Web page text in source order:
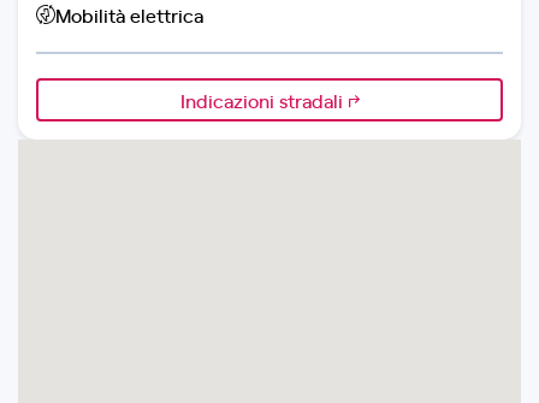
Mobilità elettrica
Indicazioni stradali